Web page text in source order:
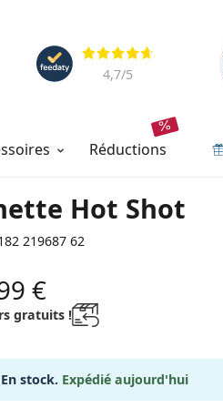
Évaluation
4,7/5
réductions
Hot Shot
219687 62
€
gratuits !
En stock. Expédié aujourd'hui